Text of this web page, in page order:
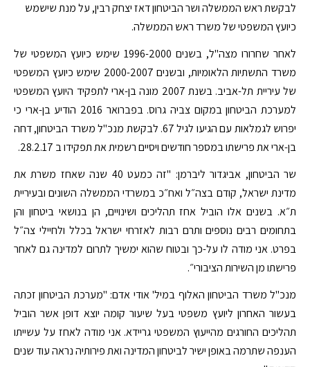
לבקשת ראש הממשלה ושר הביטחון דאז יצחק רבין, על מנת שישמש
כיועץ המשפטי של משרד ראש הממשלה.
לאחר שחרורו מצה"ל, בשנים 1996-2000 שימש כיועץ המשפטי של
משרד התשתיות הלאומיות, ובשנים 2000-2007 שימש כיועץ המשפטי
של עיריית תל-אביב. בשנת 2007 מונה בן-ארי לתפקיד היועץ המשפטי
למערכת הביטחון במקום צביה גרוס. בפברואר 2016 הודיע בן-ארי כי
יפרוש לגמלאות עם הגיעו לגיל 67. לבקשת מנכ"ל משרד הביטחון, דחה
בן-ארי את פרישתו במספר חודשים ויסיים רשמית את תפקידו ב 28.2.17.
שר הביטחון, אביגדור ליברמן: ''זה כמעט 40 שנה שאחז משרת את
מדינת ישראל, קודם בצה״ל ואח״כ במשרדי הממשלה השונים ובעיריית
ת״א. בשנים אלו הוביל אחז תהליכים ושינויים, הן בנושאי ביטחון והן
בתחומים רבים נוספים ותרם רבות לאזרחי ישראל בכלל ולחיילי צה״ל
בפרט. אני מודה לו על-כך ובטוח שהוא ימשיך לתרום למדינה גם לאחר
פרישתו מן השירות הציבורי״.
מנכ"ל משרד הביטחון האלוף במיל' אודי אדם: "מערכת הביטחון זכתה
בעשור האחרון ליועץ משפטי בעל שיעור קומה יוצא דופן אשר הוביל
תהליכים החורגים מהייעוץ המשפטי גריידא. אני מודה לאחז על עשייתו
הענפה שתרמה באופן ישיר לביטחון המדינה ואת פירותיה נראה עוד שנים